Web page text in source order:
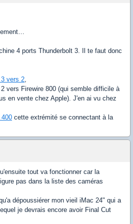
4 ports Thunderbolt 3. Il te faut donc
vers 2,
vers Firewire 800 (qui semble difficile à
en vente chez Apple). J'en ai vu chez
cette extrémité se connectant à la
tout va fonctionner car la
pas dans la liste des caméras
dépoussiérer mon vieil iMac 24" qui a
je devrais encore avoir Final Cut